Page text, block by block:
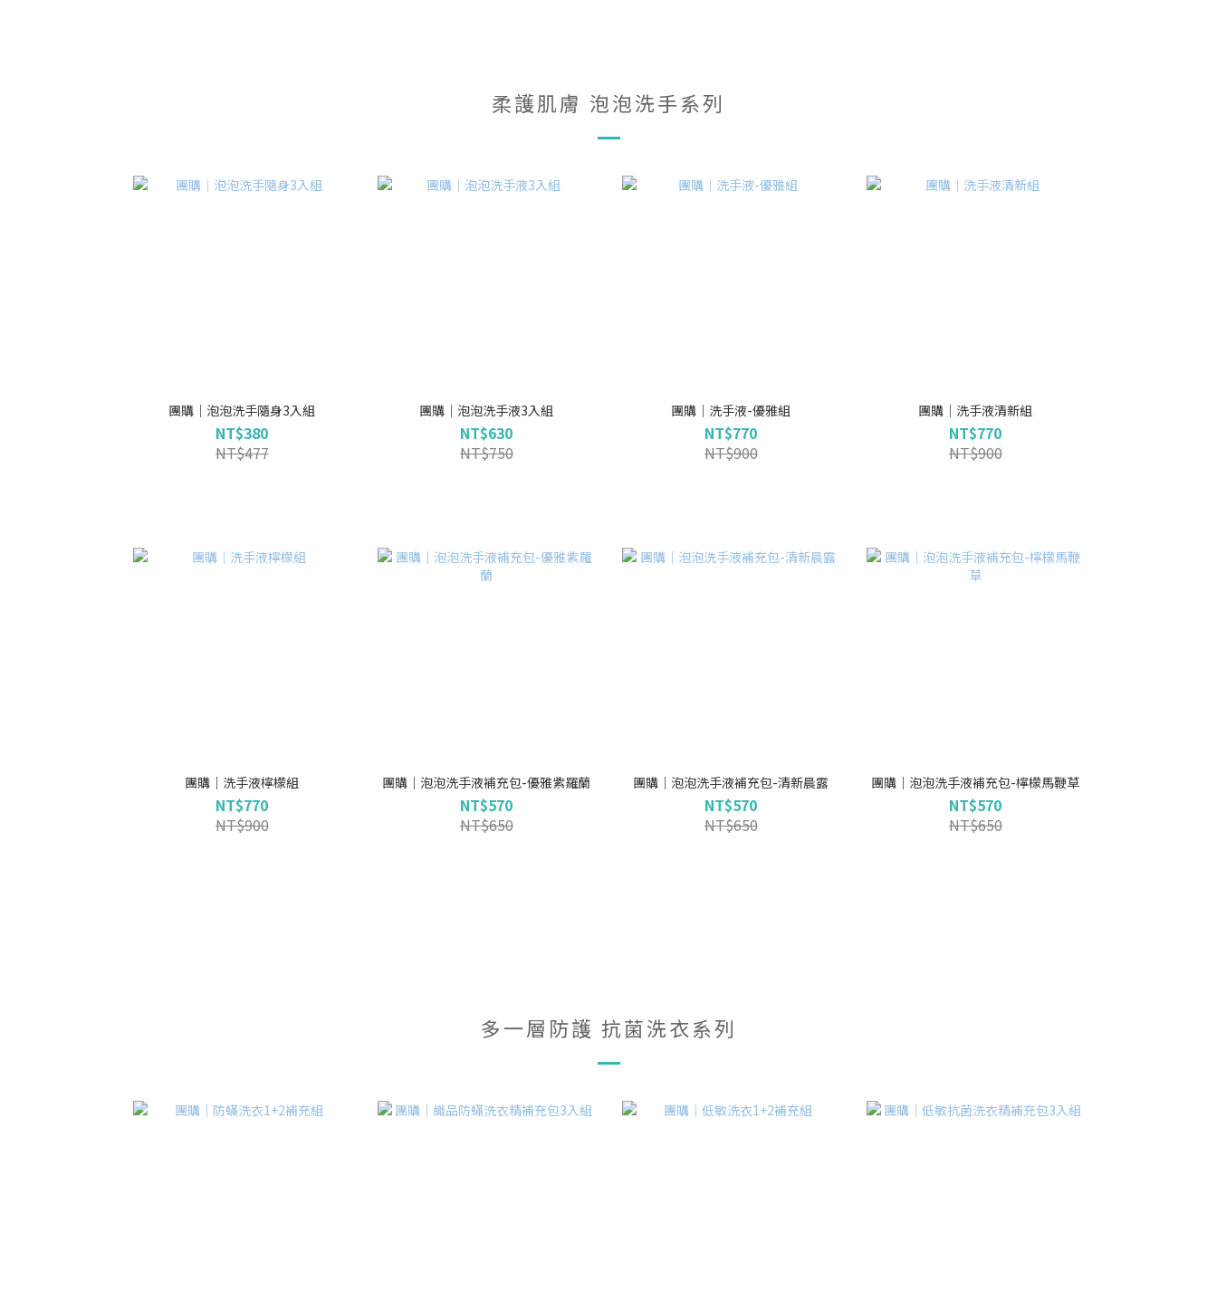
柔護肌膚 泡泡洗手系列
團購｜泡泡洗手隨身3入組
NT$380
NT$477
團購｜泡泡洗手液3入組
NT$630
NT$750
團購｜洗手液-優雅組
NT$770
NT$900
團購｜洗手液清新組
NT$770
NT$900
團購｜洗手液檸檬組
NT$770
NT$900
團購｜泡泡洗手液補充包-優雅紫羅蘭
NT$570
NT$650
團購｜泡泡洗手液補充包-清新晨露
NT$570
NT$650
團購｜泡泡洗手液補充包-檸檬馬鞭草
NT$570
NT$650
多一層防護 抗菌洗衣系列